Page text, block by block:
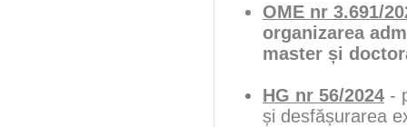
OME nr 3.691/
organizarea
master și
HG nr 56/2024 -
și desfășurarea